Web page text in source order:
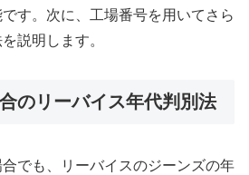
す。次に、工場番号を用いてさら
説明します。
のリーバイス年代判別法
でも、リーバイスのジーンズの年